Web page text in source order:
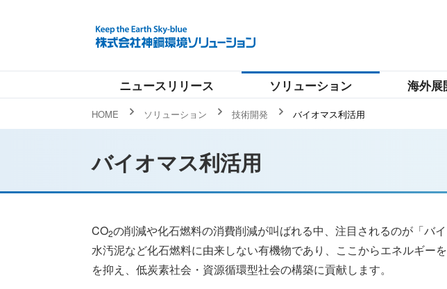
ニュースリリース ソリューション 海外展
HOME ソリューション 技術開発 バイオマス利活用
バイオマス利活用
CO2の削減や化石燃料の消費削減が叫ばれる中、注目されるのが「バ
水汚泥など化石燃料に由来しない有機物であり、ここからエネルギー
を抑え、低炭素社会・資源循環型社会の構築に貢献します。